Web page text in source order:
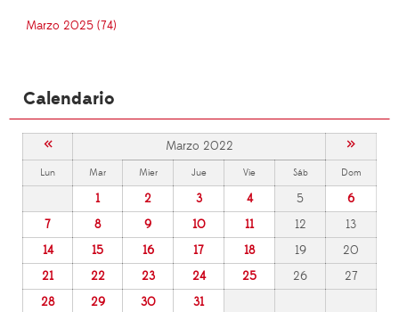
Marzo 2025 (74)
Calendario
« Marzo 2022 »
Lun Mar Mier Jue Vie Sáb Dom
1 2 3 4 5
6
7
8 9 10 11 12
13
14
15 16 17 18 19
20
21
22 23 24 25 26
27
28
29 30 31